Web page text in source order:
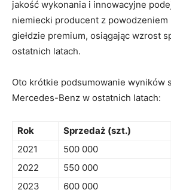
jakość wykonania i innowacyjne
niemiecki producent z powodzeniem
giełdzie premium, osiągając wzrost
ostatnich latach.
Oto krótkie podsumowanie wyników
Mercedes-Benz w ostatnich latach:
Rok Sprzedaż (szt.)
2021
500 000
2022
550 000
2023
600 000